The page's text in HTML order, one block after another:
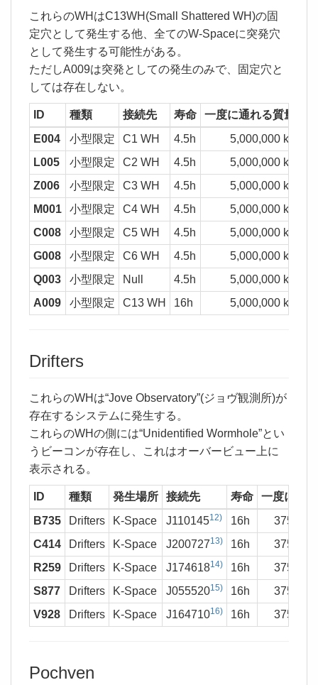
これらのWHはC13WH(Small Shattered WH)の固
定穴として発生する他、全てのW-Spaceに突発穴
として発生する可能性がある。
ただしA009は突発としての発生のみで、固定穴と
しては存在しない。
ID 種類 接続先 寿命 一度に通れる質量
E004
小型限定 C1 WH 4.5h 5,000,000 kg
L005
小型限定 C2 WH 4.5h 5,000,000 kg
Z006
小型限定 C3 WH 4.5h 5,000,000 kg
M001
小型限定 C4 WH 4.5h 5,000,000 kg
C008
小型限定 C5 WH 4.5h 5,000,000 kg
G008
小型限定 C6 WH 4.5h 5,000,000 kg
Q003
小型限定 Null 4.5h 5,000,000 kg
A009
小型限定 C13 WH 16h 5,000,000 kg
Drifters
これらのWHは“Jove Observatory”(ジョヴ観測所)が
存在するシステムに発生する。
これらのWHの側には“Unidentified Wormhole”とい
うビーコンが存在し、これはオーバービュー上に
表示される。
ID 種類 発生場所 接続先 寿命
一度に通
B735
Drifters K-Space J11014512) 16h
C414
Drifters K-Space J20072713) 16h
R259
Drifters K-Space J17461814) 16h
S877
Drifters K-Space J05552015) 16h
V928
Drifters K-Space J16471016) 16h
Pochven